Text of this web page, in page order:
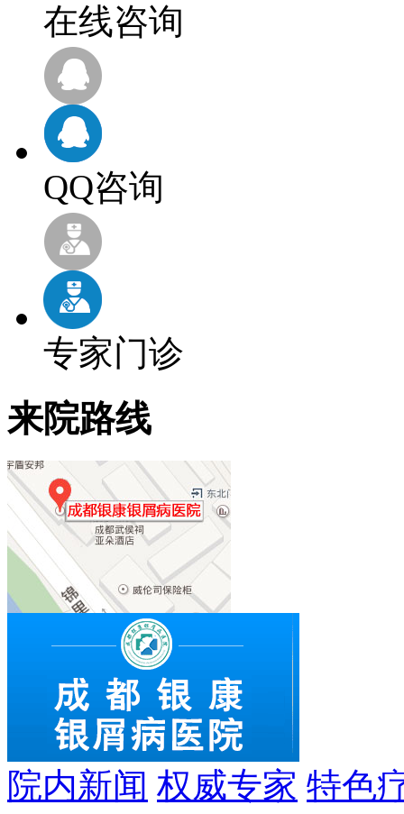
在线咨询
QQ咨询
专家门诊
来院路线
院内新闻 权威专家 特色